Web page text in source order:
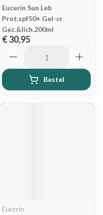
Eucerin Sun Leb
Prot.spf50+ Gel-cr
Gez.&lich.200ml
€ 30,95
Bestel
Eucerin